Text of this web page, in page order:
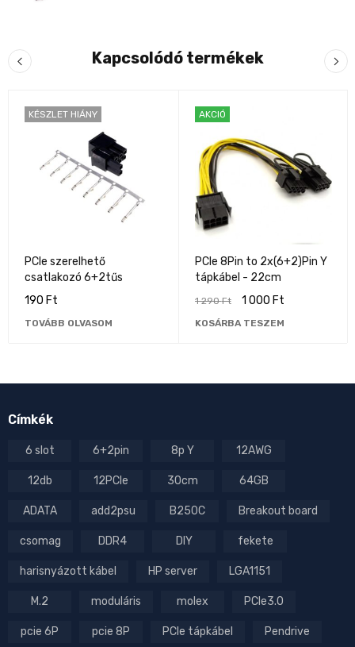
Kapcsolódó termékek
KÉSZLET HIÁNY
PCIe szerelhető
csatlakozó 6+2tűs
190 Ft
TOVÁBB OLVASOM
AKCIÓ
PCIe 8Pin to 2x(6+2)Pin Y
tápkábel - 22cm
1 290Ft 1 000 Ft
KOSÁRBA TESZEM
Címkék
6 slot 6+2pin 8p Y 12AWG
12db 12PCIe 30cm 64GB
ADATA add2psu B250C Breakout board
csomag DDR4 DIY fekete
harisnyázott kábel HP server LGA1151
M.2 moduláris molex PCIe3.0
pcie 6P pcie 8P PCIe tápkábel Pendrive